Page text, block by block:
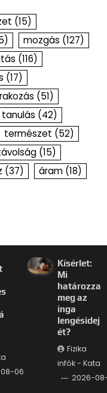
(15)
mozgás (127)
(116)
(17)
(51)
tanulás (42)
természet (52)
(15)
(37) áram (18)
06
Kísérlet:
Mi
határozza
meg az
inga
lengésidej
ét?
Fizika
infók - Kata
2026-